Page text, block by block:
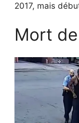
2017, mais
Mort